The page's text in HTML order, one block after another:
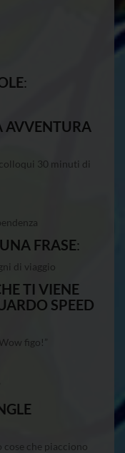
:
AVVENTURA
30 minuti di
FRASE:
di viaggio
TI VIENE
SPEED
figo!”
cose che piacciono